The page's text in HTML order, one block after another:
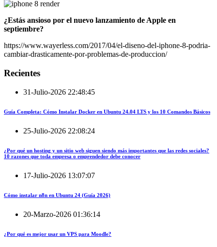
¿Estás ansioso por el nuevo lanzamiento de Apple en
septiembre?
https://www.wayerless.com/2017/04/el-diseno-del-iphone-8-podria-
cambiar-drasticamente-por-problemas-de-produccion/
Recientes
31-Julio-2026 22:48:45
Guía Completa: Cómo Instalar Docker en Ubuntu 24.04 LTS y los 10 Comandos Básicos
25-Julio-2026 22:08:24
¿Por qué un hosting y un sitio web siguen siendo más importantes que las redes sociales?
10 razones que toda empresa o emprendedor debe conocer
17-Julio-2026 13:07:07
Cómo instalar n8n en Ubuntu 24 (Guía 2026)
20-Marzo-2026 01:36:14
¿Por qué es mejor usar un VPS para Moodle?